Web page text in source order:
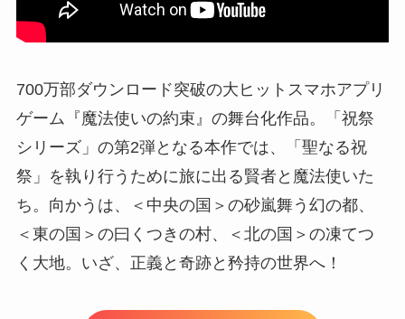
700万部ダウンロード突破の大ヒットスマホアプリ
ゲーム『魔法使いの約束』の舞台化作品。「祝祭
シリーズ」の第2弾となる本作では、「聖なる祝
祭」を執り行うために旅に出る賢者と魔法使いた
ち。向かうは、＜中央の国＞の砂嵐舞う幻の都、
＜東の国＞の曰くつきの村、＜北の国＞の凍てつ
く大地。いざ、正義と奇跡と矜持の世界へ！